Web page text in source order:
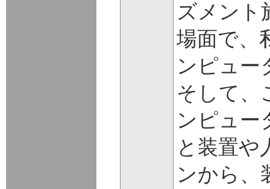
ズメント
場面で、
ンピュー
そして、
ンピュー
と装置や
ンから、